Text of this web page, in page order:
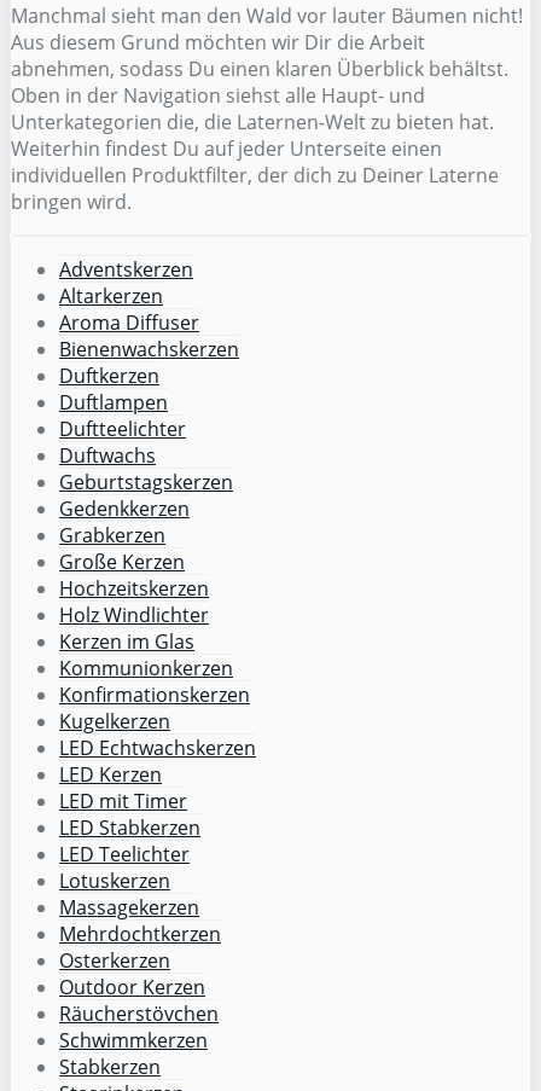
Manchmal sieht man den Wald vor lauter Bäumen nicht!
Aus diesem Grund möchten wir Dir die Arbeit
abnehmen, sodass Du einen klaren Überblick behältst.
Oben in der Navigation siehst alle Haupt- und
Unterkategorien die, die Laternen-Welt zu bieten hat.
Weiterhin findest Du auf jeder Unterseite einen
individuellen Produktfilter, der dich zu Deiner Laterne
bringen wird.
Adventskerzen
Altarkerzen
Aroma Diffuser
Bienenwachskerzen
Duftkerzen
Duftlampen
Duftteelichter
Duftwachs
Geburtstagskerzen
Gedenkkerzen
Grabkerzen
Große Kerzen
Hochzeitskerzen
Holz Windlichter
Kerzen im Glas
Kommunionkerzen
Konfirmationskerzen
Kugelkerzen
LED Echtwachskerzen
LED Kerzen
LED mit Timer
LED Stabkerzen
LED Teelichter
Lotuskerzen
Massagekerzen
Mehrdochtkerzen
Osterkerzen
Outdoor Kerzen
Räucherstövchen
Schwimmkerzen
Stabkerzen